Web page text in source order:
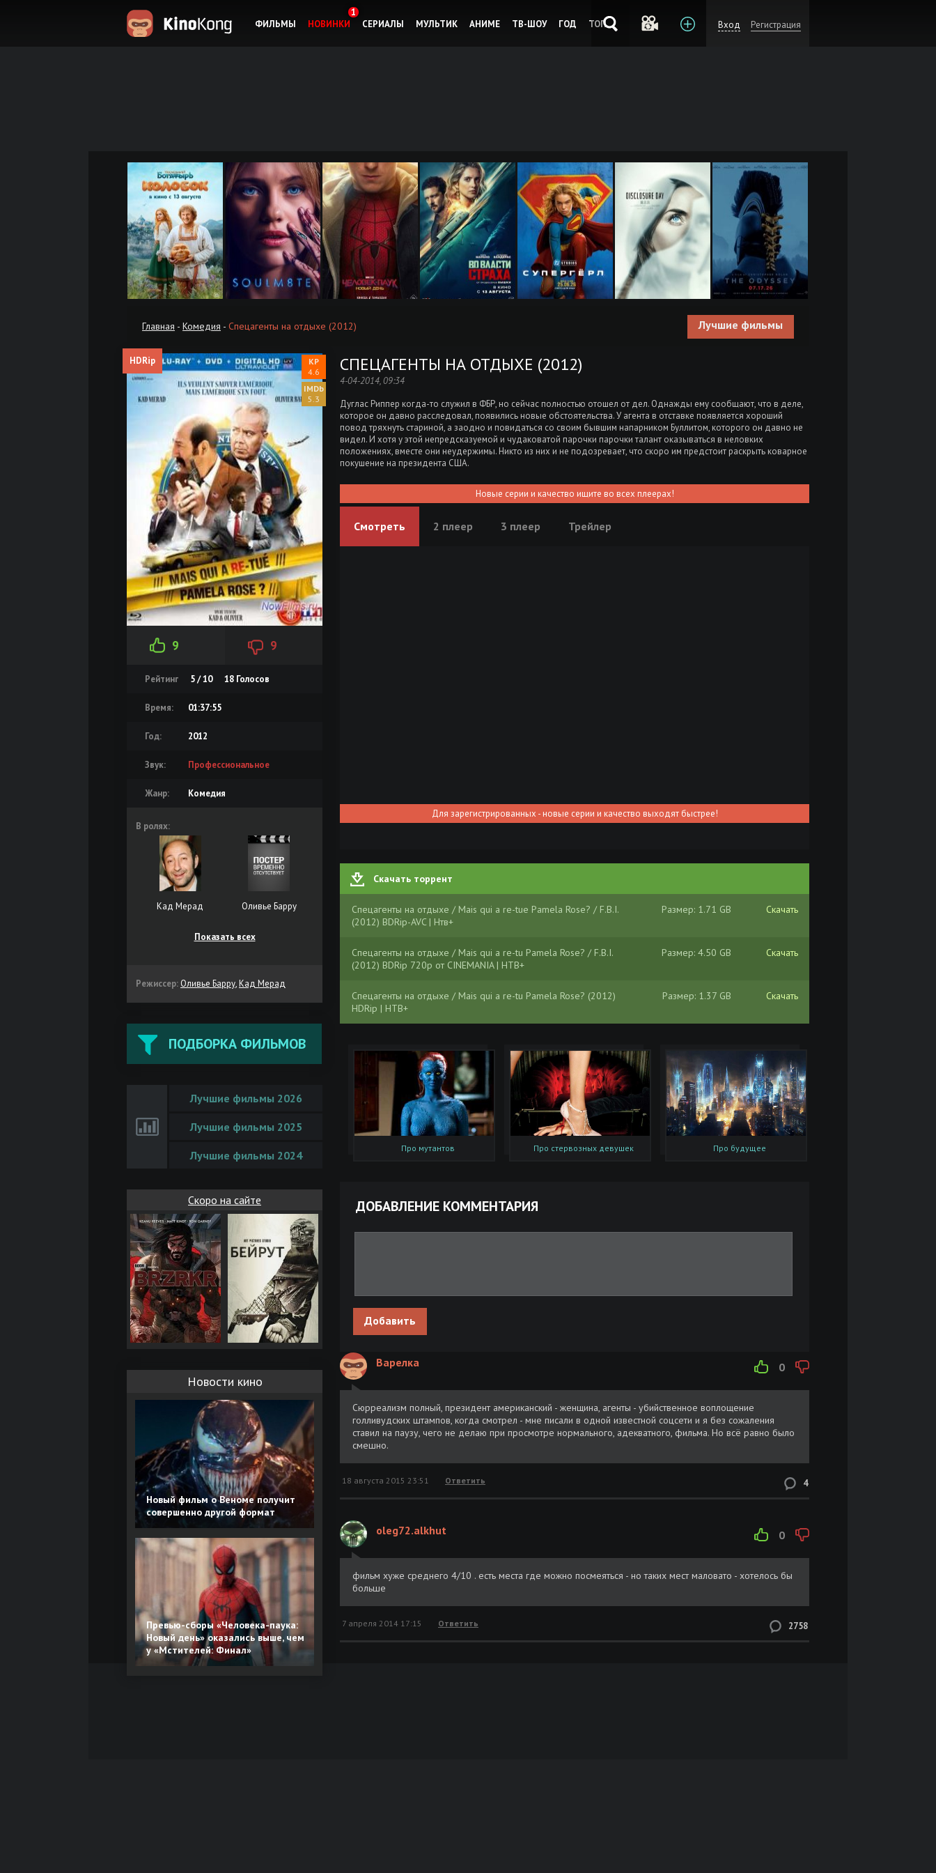
ФИЛЬМЫ НОВИНКИ
1
СЕРИАЛЫ
МУЛЬТИК АНИМЕ ТВ-ШОУ ГОД ТОП Вход Регистрация
Главная - Комедия - Спецагенты на отдыхе (2012) Лучшие фильмы
HDRip
4.6
5.3
9 9
Рейтинг 5 / 10 18 Голосов
Время: 01:37:55
Год: 2012
Звук: Профессиональное
Жанр: Комедия
В ролях:
Кад Мерад Оливье Барру
Показать всех
Режиссер: Оливье Барру,Кад Мерад
ПОДБОРКА ФИЛЬМОВ
Лучшие фильмы 2026
Лучшие фильмы 2025
Лучшие фильмы 2024
Скоро на сайте
Новости кино
Новый фильм о Веноме получит
совершенно другой формат
Превью-сборы «Человека-паука:
Новый день» оказались выше, чем
у «Мстителей: Финал»
СПЕЦАГЕНТЫ НА ОТДЫХЕ (2012)
4-04-2014, 09:34
Дуглас Риппер когда-то служил в ФБР, но сейчас полностью отошел от дел. Однажды ему сообщают, что в деле,
которое он давно расследовал, появились новые обстоятельства. У агента в отставке появляется хороший
повод тряхнуть стариной, а заодно и повидаться со своим бывшим напарником Буллитом, которого он давно не
видел. И хотя у этой непредсказуемой и чудаковатой парочки парочки талант оказываться в неловких
положениях, вместе они неудержимы. Никто из них и не подозревает, что скоро им предстоит раскрыть коварное
покушение на президента США.
Новые серии и качество ищите во всех плеерах!
Смотреть 2 плеер 3 плеер Трейлер
Для зарегистрированных - новые серии и качество выходят быстрее!
Скачать торрент
Спецагенты на отдыхе / Mais qui a re-tue Pamela Rose? / F.B.I.
(2012) BDRip-AVC | Нтв+
Размер: 1.71 GB Скачать
Спецагенты на отдыхе / Mais qui a re-tu Pamela Rose? / F.B.I.
(2012) BDRip 720p от CINEMANIA | НТВ+
Размер: 4.50 GB Скачать
Спецагенты на отдыхе / Mais qui a re-tu Pamela Rose? (2012)
HDRip | НТВ+
Размер: 1.37 GB Скачать
Про мутантов Про стервозных девушек Про будущее
ДОБАВЛЕНИЕ КОММЕНТАРИЯ
Добавить
0
Варелка
Сюрреализм полный, президент американский - женщина, агенты - убийственное воплощение
голливудских штампов, когда смотрел - мне писали в одной известной соцсети и я без сожаления
ставил на паузу, чего не делаю при просмотре нормального, адекватного, фильма. Но всё равно было
смешно.
4
18 августа 2015 23:51 Ответить
0
oleg72.alkhut
фильм хуже среднего 4/10 . есть места где можно посмеяться - но таких мест маловато - хотелось бы
больше
2758
7 апреля 2014 17:15 Ответить